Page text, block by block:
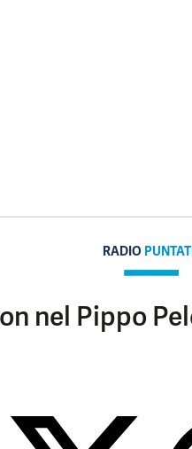
RADIO
nel Pippo